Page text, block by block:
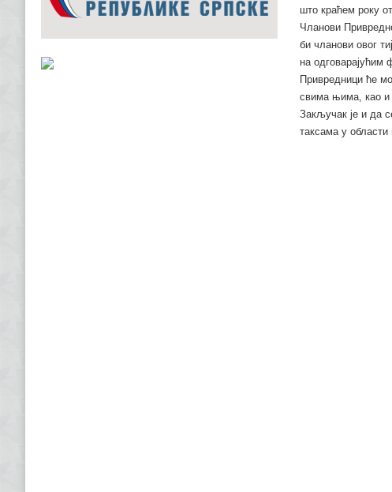
што краћем року
Чланови
би чланови овог
на одговарајућим
Привредници ће
свима њима, као и
Закључак је и да
таксама у